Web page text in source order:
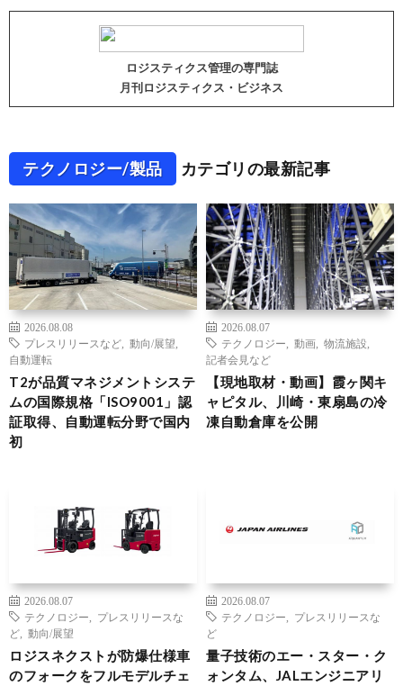
ロジスティクス管理の専門誌
月刊ロジスティクス・ビジネス
テクノロジー/製品 カテゴリの最新記事
2026.08.08
プレスリリースなど
動向/展望
自動運転
T2が品質マネジメントシステ
ムの国際規格「ISO9001」認
証取得、自動運転分野で国内
初
2026.08.07
テクノロジー
動画 物流施設
記者会見など
【現地取材・動画】霞ヶ関キ
ャピタル、川崎・東扇島の冷
凍自動倉庫を公開
2026.08.07
テクノロジー
プレスリリースな
ど
動向/展望
ロジスネクストが防爆仕様車
のフォークをフルモデルチェ
2026.08.07
テクノロジー
プレスリリースな
ど
量子技術のエー・スター・ク
ォンタム、JALエンジニアリ